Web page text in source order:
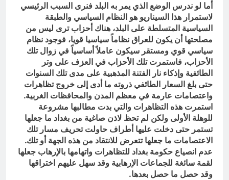
أما لو ندرس الوضع الذي يمر به البلد فنرى السبب الرئيسي
لاستمرار هذا السيناريو هو النظام السياسي والطبقة
السياسية المتسلطة على البلد، هناك أحزاب ترى ليس من
مصلحتها أن يكون للعراق نظاماً سياسيا قويا، فوجود نظام
سياسي قوي ومستقر سيكون عاملاً أساسياً في زوال تلك
الأحزاب، فاستمرت تلك الأحزاب في العزف على وتر
الطائفية وإذكاء نار الفتنة المذهبية على مدى تلك السنوات
حتى بلغ السعار الطائفي ذروته ما أدى إلى خروج تظاهرات
واعتصامات عارمة في معظم المدن والمحافظات الغربية.
استمرت هذه التظاهرات والتي بدت مطالبها مشروعة
للوهلة الأولى ولكن لم تحظ لاذن صاغية من بغداد ما جعلها
تستمر حتى دخلت عليها أطراف حاولت تحريف مسار تلك
الاعتصامات ما جعلها تتعرض للانتقاد من هذه الجهة أو تلك.
عدم انصياع حكومة بغداد للتظاهرات واتهامها بالإرهاب جعلها
لقمة سائغة للجماعات الإرهابية وقد سهل عليهم اختراقها
وقد حصل ما حصل بعدها.